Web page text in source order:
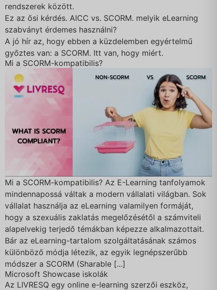
rendszerek között.
Ez az ősi kérdés. AICC vs. SCORM. melyik eLearning
szabványt érdemes használni?
A jó hír az, hogy ebben a küzdelemben egyértelmű
győztes van: a SCORM. Itt van, hogy miért.
Mi a SCORM-kompatibilis?
Mi a SCORM-kompatibilis? Az E-Learning tanfolyamok
mindennapossá váltak a modern vállalati világban. Sok
vállalat használja az eLearning valamilyen formáját,
hogy a szexuális zaklatás megelőzésétől a számviteli
alapelvekig terjedő témákban képezze alkalmazottait.
Bár az eLearning-tartalom szolgáltatásának számos
különböző módja létezik, az egyik legnépszerűbb
módszer a SCORM (Sharable [...]
Microsoft Showcase iskolák
Az LIVRESQ egy online e-learning szerzői eszköz,